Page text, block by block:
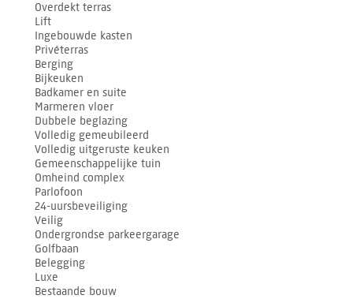
Overdekt terras
Lift
Ingebouwde kasten
Privéterras
Berging
Bijkeuken
Badkamer en suite
Marmeren vloer
Dubbele beglazing
Volledig gemeubileerd
Volledig uitgeruste keuken
Gemeenschappelijke tuin
Omheind complex
Parlofoon
24-uursbeveiliging
Veilig
Ondergrondse parkeergarage
Golfbaan
Belegging
Luxe
Bestaande bouw